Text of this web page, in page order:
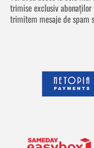
trimise exclusiv abonaților
trimitem mesaje de spam